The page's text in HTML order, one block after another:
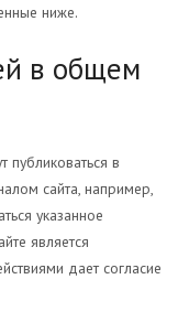
ниже.
в общем
публиковаться в
сайта, например,
указанное
является
дает согласие